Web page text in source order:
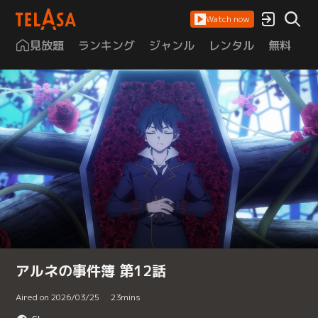
Watch now
見放題 ランキング ジャンル レンタル 無料
アルネの事件簿 第12話
Aired on 2026/03/25 23mins